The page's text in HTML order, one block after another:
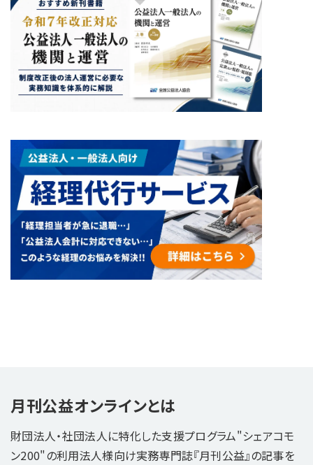
月刊公益オンラインとは
財団法人・社団法人に特化した支援プログラム"シェアコモ
ン200"の利用法人様向け実務専門誌『月刊公益』の記事を